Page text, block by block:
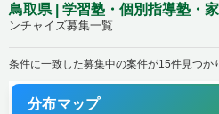
鳥取県 | 学習塾・個別指導塾・
ンチャイズ募集一覧
条件に一致した募集中の案件が15件見つか
分布マップ